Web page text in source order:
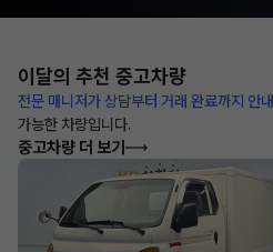
이달의 추천 중고차량
전문 매니저가 상담부터 거래 완료까지 안내
가능한 차량입니다.
중고차량 더 보기